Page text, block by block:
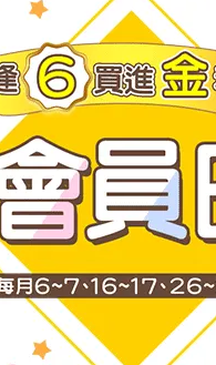
配，從泡茶、品茶到茶
，與各式各樣的紅茶相
富的照片資料，詳盡地
大紅茶產地，甚至紅茶
的忙碌腳步，品嘗一杯